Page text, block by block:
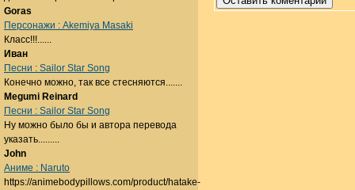
Goras
Персонажи : Akemiya Masaki
Класс!!!......
Иван
Песни : Sailor Star Song
Конечно можно, так все стесняются.......
Megumi Reinard
Песни : Sailor Star Song
Ну можно было бы и автора перевода
указать.........
John
Аниме : Naruto
https://animebodypillows.com/product/hatake-